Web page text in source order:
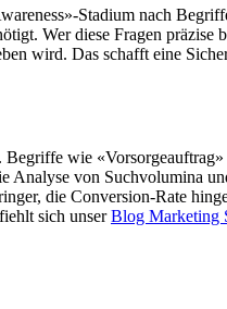
Stadium nach
Wer diese Fragen präzise
wird. Das schafft eine
wie
Analyse von Suchvolumina
die Conversion-Rate
sich unserBlog Marketing